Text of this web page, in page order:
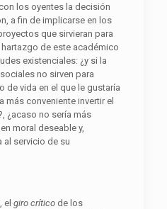
los oyentes la decisión
a fin de implicarse en los
que sirvieran para
de este académico
existenciales: ¿y si la
no sirven para
de vida en el que le gustaría
más conveniente invertir el
¿acaso no sería más
moral deseable y,
al servicio de su
el giro crítico de los